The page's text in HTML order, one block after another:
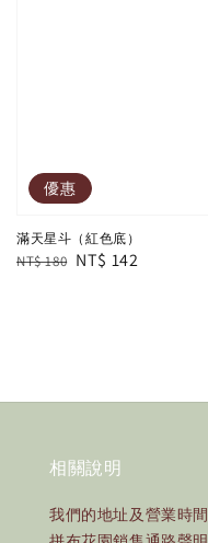
優惠
滿天星斗（紅色底）
Regular
NT$ 180 Sale
NT$ 142
相關說明
我們的地址及營業時間